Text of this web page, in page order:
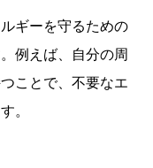
ギーを守るための
例えば、自分の周
ことで、不要なエ
。